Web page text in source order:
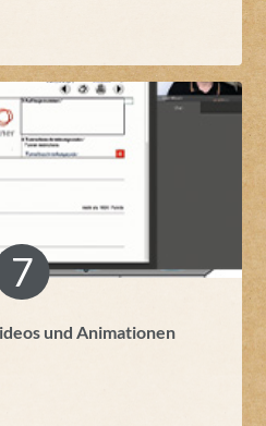
und Animationen